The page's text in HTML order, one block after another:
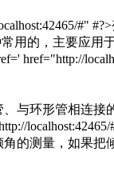
#"
用的，主要应用
href="http://
环形管相连接的
测量，如果把